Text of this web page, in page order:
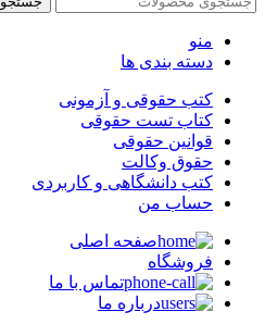
منو
دسته بندی ها
کتب حقوقی و آزمونی
کتاب تست حقوقی
قوانین حقوقی
حقوق وکالت
کتب دانشگاهی و کاربردی
حساب من
صفحه اصلی
فروشگاه
تماس با ما
درباره ما